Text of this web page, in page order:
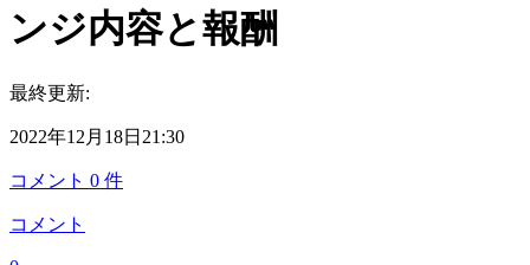
ンジ内容と報酬
最終更新:
2022年12月18日21:30
コメント 0 件
コメント